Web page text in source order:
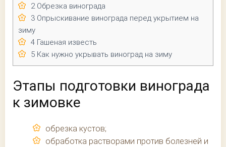
2Обрезка винограда
3 Опрыскивание винограда перед укрытием на
зиму
4 Гашеная известь
5 Как нужно укрывать виноград на зиму
Этапы подготовки винограда
к зимовке
обрезка кустов;
обработка растворами против болезней и